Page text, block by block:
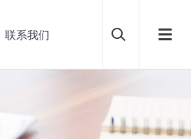
联系我们